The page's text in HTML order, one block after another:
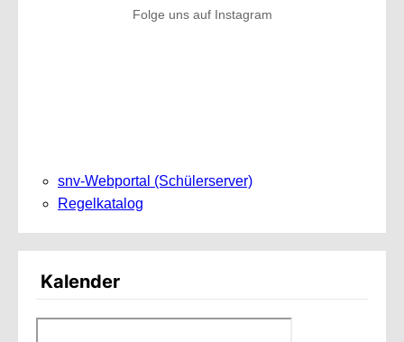
Folge uns auf Instagram
snv-Webportal (Schülerserver)
Regelkatalog
Kalender